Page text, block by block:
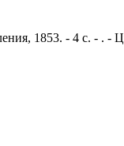
1853. - 4 с. - . -